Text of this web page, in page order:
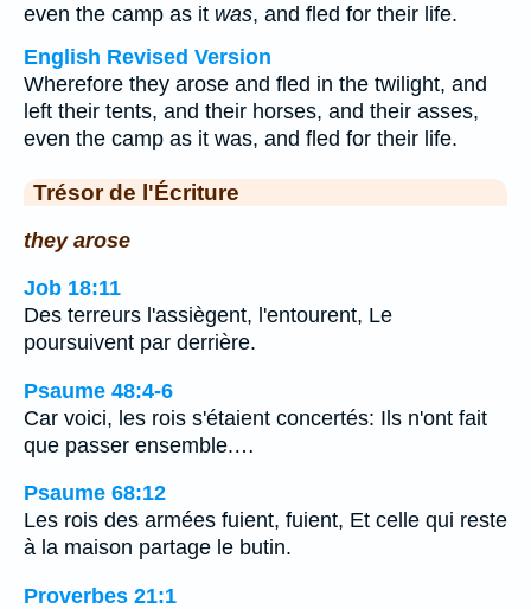
even the camp as it was, and fled for their life.
English Revised Version
Wherefore they arose and fled in the twilight, and
left their tents, and their horses, and their asses,
even the camp as it was, and fled for their life.
Trésor de l'Écriture
they arose
Job 18:11
Des terreurs l'assiègent, l'entourent, Le
poursuivent par derrière.
Psaume 48:4-6
Car voici, les rois s'étaient concertés: Ils n'ont fait
que passer ensemble.…
Psaume 68:12
Les rois des armées fuient, fuient, Et celle qui reste
à la maison partage le butin.
Proverbes 21:1